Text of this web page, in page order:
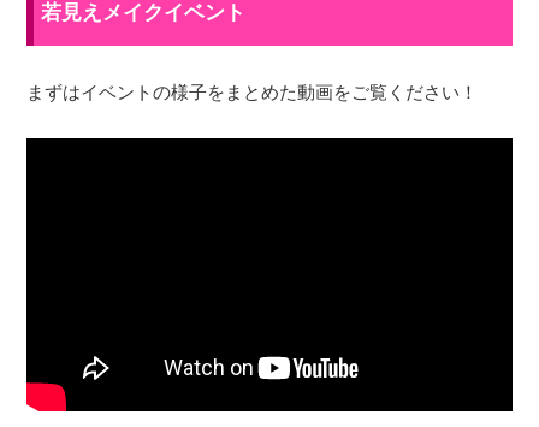
若見えメイクイベント
まずはイベントの様子をまとめた動画をご覧ください！